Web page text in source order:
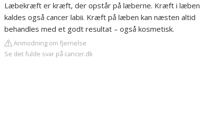
Læbekræft er kræft, der opstår på læberne. Kræft i læben
kaldes også cancer labii. Kræft på læben kan næsten altid
behandles med et godt resultat – også kosmetisk.
Anmodning om fjernelse
Se det fulde svar på cancer.dk